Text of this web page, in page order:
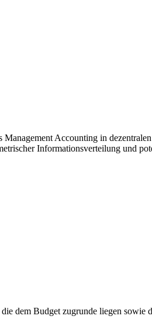
Accounting in
Informationsverteilung und
dem Budget zugrunde liegen sowie